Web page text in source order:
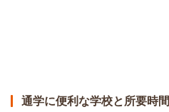
通学に便利な学校と所要時間